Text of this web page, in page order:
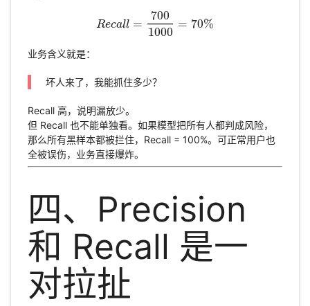
Recall =
700
1000
= 70%
Recal =7001000=70%
业务含义就是：
坏人来了，我能抓住多少？
Recall 高，说明漏放少。
但 Recall 也不能单独看。如果模型把所有人都判成风险，
那么所有黑样本都被拦住，Recall = 100%。可正常用户也
全被误伤，业务直接爆炸。
四、Precision
和 Recall 是一
对拉扯